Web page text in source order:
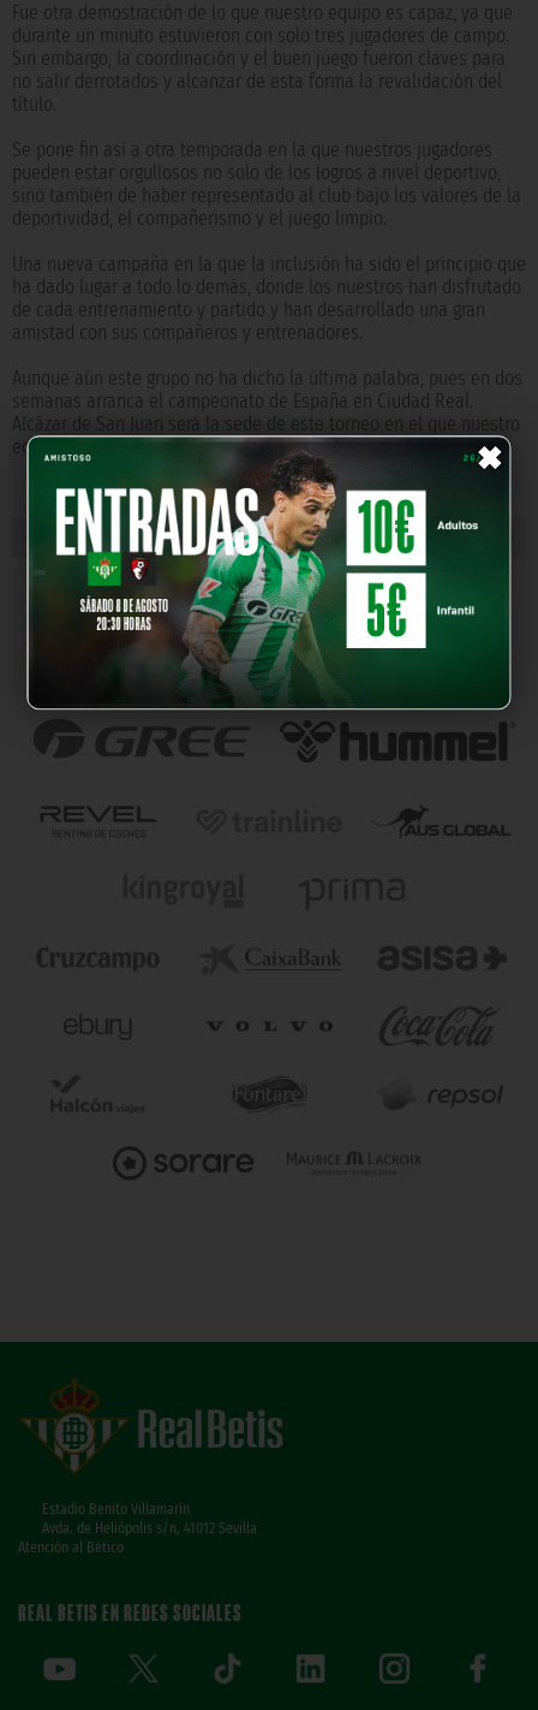
×
Fue otra demostración de lo que nuestro equipo es capaz, ya que
durante un minuto estuvieron con solo tres jugadores de campo.
Sin embargo, la coordinación y el buen juego fueron claves para
no salir derrotados y alcanzar de esta forma la revalidación del
título.
Se pone fin así a otra temporada en la que nuestros jugadores
pueden estar orgullosos no solo de los logros a nivel deportivo,
sino también de haber representado al club bajo los valores de la
deportividad, el compañerismo y el juego limpio.
Una nueva campaña en la que la inclusión ha sido el principio que
ha dado lugar a todo lo demás, donde los nuestros han disfrutado
de cada entrenamiento y partido y han desarrollado una gran
amistad con sus compañeros y entrenadores.
Aunque aún este grupo no ha dicho la última palabra, pues en dos
semanas arranca el campeonato de España en Ciudad Real.
Alcázar de San Juan será la sede de este torneo en el que nuestro
equipo tratará de poner el broche final a su magnífico año.
« NOTICIA ANTERIOR NOTICIA SIGUIENTE »
NUESTROS PARTNERS
Estadio Benito Villamarín
Avda. de Heliópolis s/n, 41012 Sevilla
Atención al Bético
REAL BETIS EN REDES SOCIALES